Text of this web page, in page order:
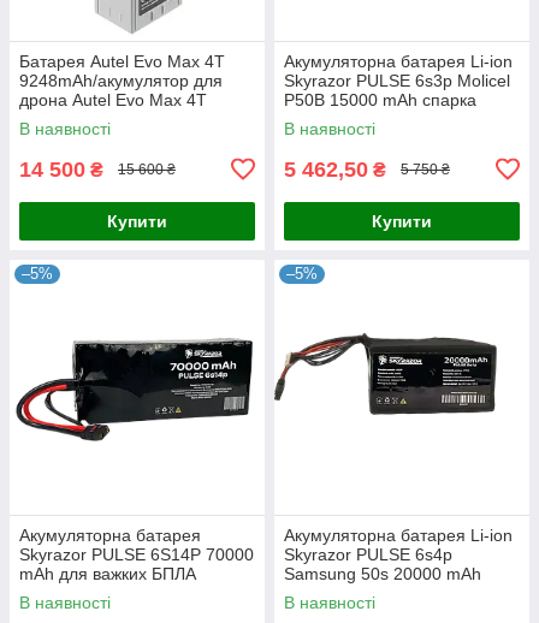
Батарея Autel Evo Max 4T
9248mAh/акумулятор для
дрона Autel Evo Max 4T
В наявності
14 500 ₴ 15 600 ₴
Купити
Акумуляторна батарея Li-ion
Skyrazor PULSE 6s3p Molicel
P50B 15000 mAh спарка
INR21700
В наявності
5 462,50 ₴ 5 750 ₴
Купити
–5%
Акумуляторна батарея
Skyrazor PULSE 6S14P 70000
mAh для важких БПЛА
Vampire / «Баба Яга»
(Samsung 21700-50S, 6AWG,
В наявності
–5%
Акумуляторна батарея Li-ion
Skyrazor PULSE 6s4p
Samsung 50s 20000 mAh
спарка INR21700
В наявності